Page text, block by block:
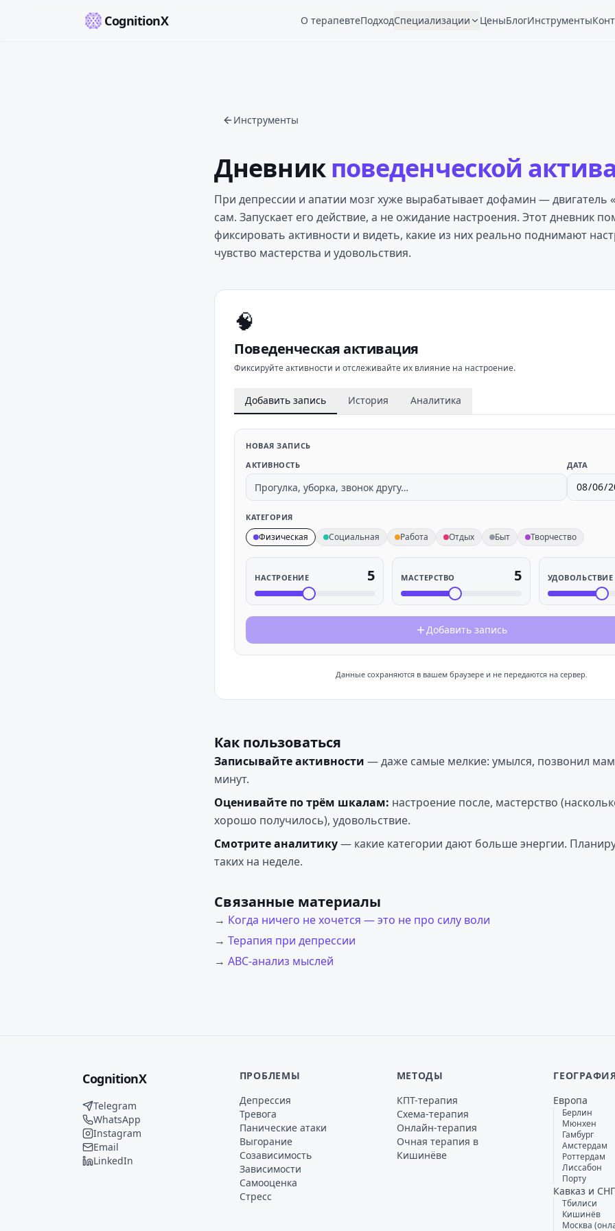
CognitionX О терапевтеПодходСпециализации ЦеныБлогИнструменты
Инструменты
Дневникповеденческой
При депрессии и апатии мозг хуже вырабатывает дофамин — двигатель
сам. Запускает его действие, а не ожидание настроения. Этот дневник
фиксировать активности и видеть, какие из них реально поднимают
чувство мастерства и удовольствия.
🧠
Поведенческая активация
Фиксируйте активности и отслеживайте их влияние на настроение.
Добавить запись История Аналитика
НОВАЯ ЗАПИСЬ
АКТИВНОСТЬ
ДАТА
КАТЕГОРИЯ
Физическая Социальная Работа Отдых Быт Творчество
НАСТРОЕНИЕ 5 МАСТЕРСТВО 5 УДОВОЛЬСТВИЕ
Добавить запись
Данные сохраняются в вашем браузере и не передаются на сервер.
Как пользоваться
Записывайте активности — даже самые мелкие: умылся, позвонил
минут.
Оценивайте по трём шкалам: настроение после, мастерство
хорошо получилось), удовольствие.
Смотрите аналитику— какие категории дают больше энергии.
таких на неделе.
Связанные материалы
→ Когда ничего не хочется — это не про силу воли
→ Терапия при депрессии
→ ABC-анализ мыслей
CognitionX
Telegram
WhatsApp
Instagram
Email
LinkedIn
ПРОБЛЕМЫ
Депрессия
Тревога
Панические атаки
Выгорание
Созависимость
Зависимости
Самооценка
Стресс
МЕТОДЫ
КПТ-терапия
Схема-терапия
Онлайн-терапия
Очная терапия в
Кишинёве
Европа
Берлин
Мюнхен
Гамбург
Амстердам
Роттердам
Лиссабон
Порту
Кавказ и СНГ
Тбилиси
Кишинёв
Москва